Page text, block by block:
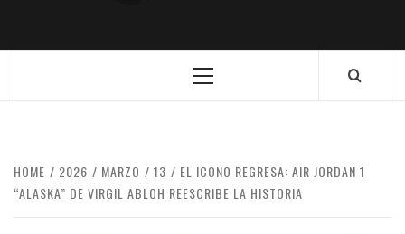
HOME 2026 MARZO 13
EL ICONO REGRESA: AIR JORDAN 1
“ALASKA” DE VIRGIL ABLOH REESCRIBE LA HISTORIA